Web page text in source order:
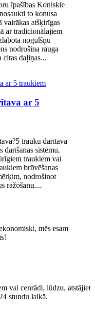
īpašības Koniskie
to konusa
vairākas atšķirīgas
ar tradicionālajiem
nogulšņu
nodrošina rauga
citas daļiņas...
ar 5
trauku darītava
darīšanas sistēmu,
traukiem vai
brūvēšanas
nodrošinot
ražošanu....
mēs esam
vai cenrādi, lūdzu, atstājiet
stundu laikā.